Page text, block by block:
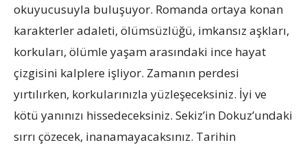
okuyucusuyla buluşuyor. Romanda ortaya konan
karakterler adaleti, ölümsüzlüğü, imkansız aşkları,
korkuları, ölümle yaşam arasındaki ince hayat
çizgisini kalplere işliyor. Zamanın perdesi
yırtılırken, korkularınızla yüzleşeceksiniz. İyi ve
kötü yanınızı hissedeceksiniz. Sekiz’in Dokuz’undaki
sırrı çözecek, inanamayacaksınız. Tarihin